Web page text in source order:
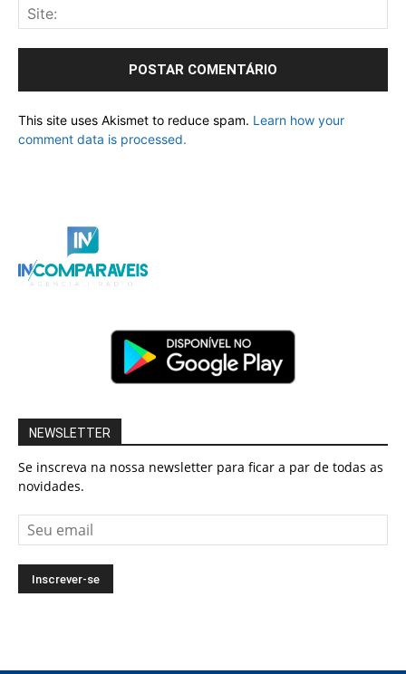
This site uses Akismet to reduce spam. Learn how your
comment data is processed.
NEWSLETTER
Se inscreva na nossa newsletter para ficar a par de todas as
novidades.